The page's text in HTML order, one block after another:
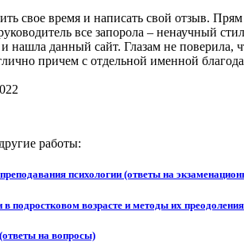
свое время и написать свой отзыв.
все запорола – ненаучный
нашла данный сайт. Глазам не поверила,
причем с отдельной именной
работы:
психологии (ответы на
подростковом возрасте и методы их преодоления
на вопросы)